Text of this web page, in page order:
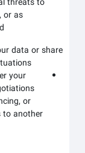
or as
data or share
your
or
to another